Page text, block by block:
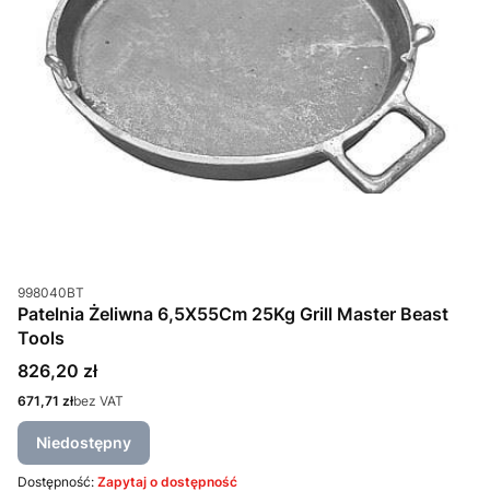
Kod produktu
998040BT
Patelnia Żeliwna 6,5X55Cm 25Kg Grill Master Beast
Tools
Cena
826,20 zł
Cena
671,71 złbez VAT
Niedostępny
Dostępność: Zapytaj o dostępność